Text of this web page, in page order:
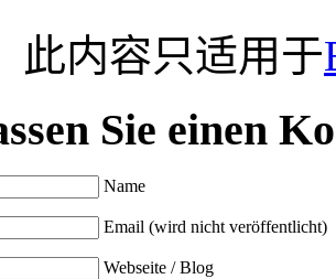
此内容只适用于
Sie einen
Name
Email (wird nicht veröffentlicht)
Webseite / Blog